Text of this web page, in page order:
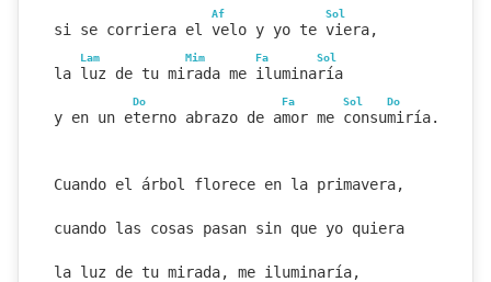
Af Sol
si se corriera el velo y yo te viera,
Lam Mim Fa Sol
la luz de tu mirada me iluminaría
Do Fa Sol Do
y en un eterno abrazo de amor me consumiría.
Cuando el árbol florece en la primavera,
cuando las cosas pasan sin que yo quiera
la luz de tu mirada, me iluminaría,